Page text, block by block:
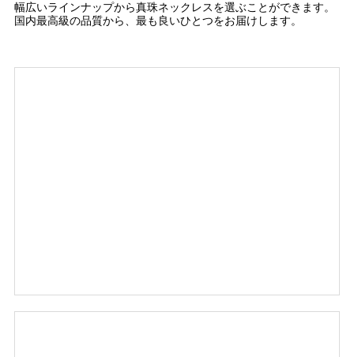
幅広いラインナップから真珠ネックレスを選ぶことができます。
国内最高級の品質から、最も良いひとつをお届けします。